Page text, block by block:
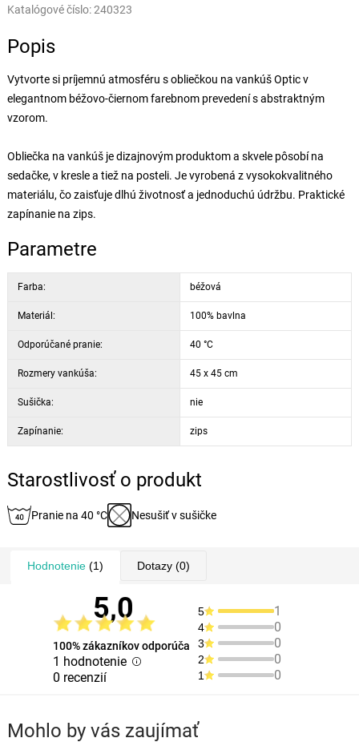
Katalógové číslo:240323
Popis
Vytvorte si príjemnú atmosféru s obliečkou na vankúš Optic v
elegantnom béžovo-čiernom farebnom prevedení s abstraktným
vzorom.
Obliečka na vankúš je dizajnovým produktom a skvele pôsobí na
sedačke, v kresle a tiež na posteli. Je vyrobená z vysokokvalitného
materiálu, čo zaisťuje dlhú životnosť a jednoduchú údržbu. Praktické
zapínanie na zips.
Parametre
Farba: béžová
Materiál: 100% bavlna
Odporúčané pranie: 40 °C
Rozmery vankúša: 45 x 45 cm
Sušička: nie
Zapínanie: zips
Starostlivosť o produkt
Pranie na 40 °C Nesušiť v sušičke
Hodnotenie(1) Dotazy(0)
5,0
100% zákazníkov odporúča
1 hodnotenie
0 recenzií
5 1
4 0
3 0
2 0
1 0
Mohlo by vás zaujímať